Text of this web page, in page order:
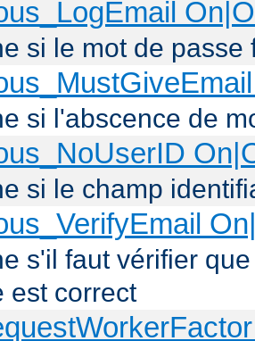
si le mot de
si l'abscence de
si le champ
s'il faut vérifier
est correct